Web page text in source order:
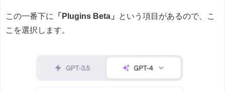
この一番下に 「Plugins Beta」
という項目があるので、こ
こを選択します。